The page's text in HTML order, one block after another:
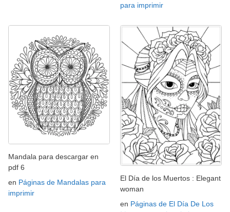
para imprimir
Mandala para descargar en
pdf 6
en Páginas de Mandalas para
imprimir
El Día de los Muertos : Elegant
woman
en Páginas de El Día De Los